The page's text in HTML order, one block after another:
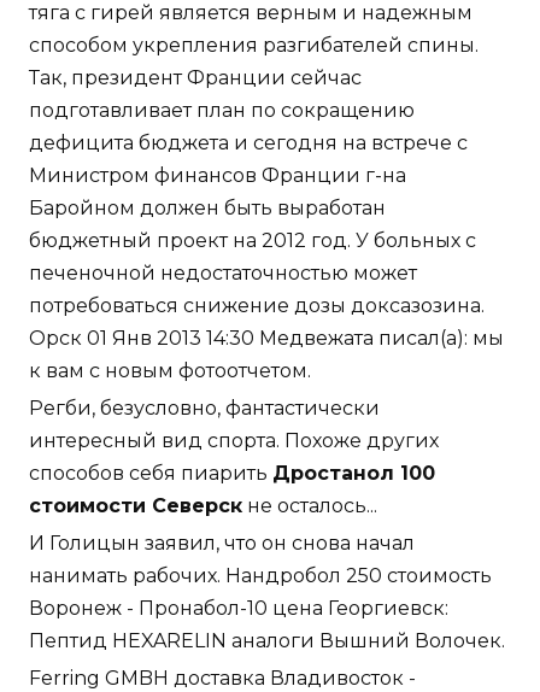
тяга с гирей является верным и надежным
способом укрепления разгибателей спины.
Так, президент Франции сейчас
подготавливает план по сокращению
дефицита бюджета и сегодня на встрече с
Министром финансов Франции г-на
Баройном должен быть выработан
бюджетный проект на 2012 год. У больных с
печеночной недостаточностью может
потребоваться снижение дозы доксазозина.
Орск 01 Янв 2013 14:30 Медвежата писал(а): мы
к вам с новым фотоотчетом.
Регби, безусловно, фантастически
интересный вид спорта. Похоже других
способов себя пиарить Дростанол 100
стоимости Северск не осталось...
И Голицын заявил, что он снова начал
нанимать рабочих. Нандробол 250 стоимость
Воронеж - Пронабол-10 цена Георгиевск:
Пептид HEXARELIN аналоги Вышний Волочек.
Ferring GMBH доставка Владивосток -